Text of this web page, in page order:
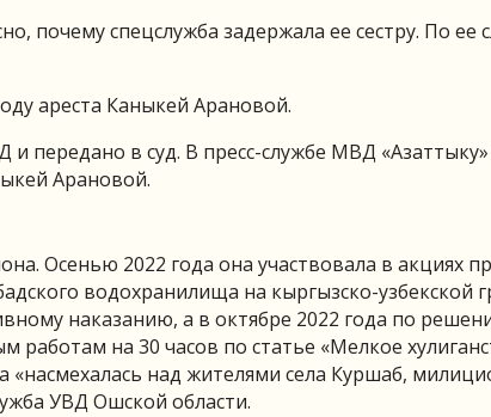
почему спецслужба задержала ее сестру. По ее
ареста Каныкей Арановой.
передано в суд. В пресс-службе МВД
Арановой.
Осенью 2022 года она участвовала в акциях
водохранилища на кыргызско-узбекской
наказанию, а в октябре 2022 года по
на 30 часов по статье «Мелкое
«насмехалась над жителями села Куршаб,
УВД Ошской области.